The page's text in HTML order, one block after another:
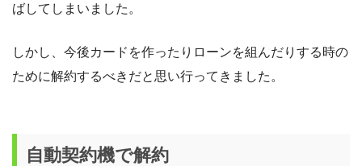
ばしてしまいました。
しかし、今後カードを作ったりローンを組んだりする時の
ために解約するべきだと思い行ってきました。
自動契約機で解約